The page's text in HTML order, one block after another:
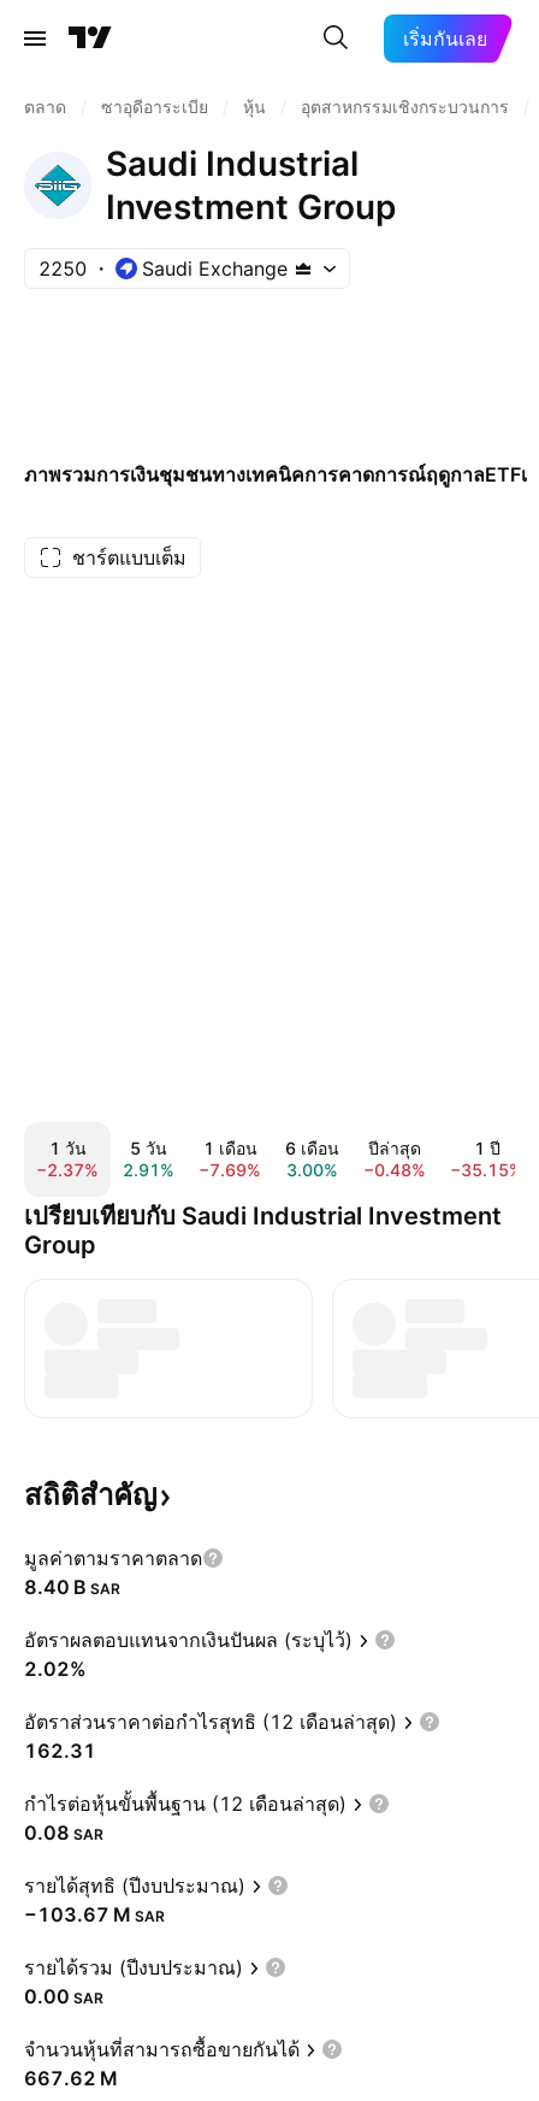
เริ่มกันเลย
ตลาด ซาอุดีอาระเบีย หุ้น อุตสาหกรรมเชิงกระบวนการ
Saudi Industrial
Investment Group
2250 Saudi Exchange
ภาพรวมการเงินชุมชนทางเทคนิคการคาดการณ์ฤดูกาลETFเ
ชาร์ตแบบเต็ม
1 วัน
−2.37%
5 วัน
2.91%
1 เดือน
−7.69%
6 เดือน
3.00%
ปีล่าสุด
−0.48%
1 ปี
−35.15%
เปรียบเทียบกับ Saudi Industrial Investment
Group
สถิติสำคัญ
มูลค่าตามราคาตลาด
‪8.40 B‬ SAR
อัตราผลตอบแทนจากเงินปันผล (ระบุไว้)
2.02%
อัตราส่วนราคาต่อกำไรสุทธิ (12 เดือนล่าสุด)
162.31
กำไรต่อหุ้นขั้นพื้นฐาน (12 เดือนล่าสุด)
0.08 SAR
รายได้สุทธิ (ปีงบประมาณ)
‪−103.67 M‬ SAR
รายได้รวม (ปีงบประมาณ)
0.00 SAR
จำนวนหุ้นที่สามารถซื้อขายกันได้
‪667.62 M‬